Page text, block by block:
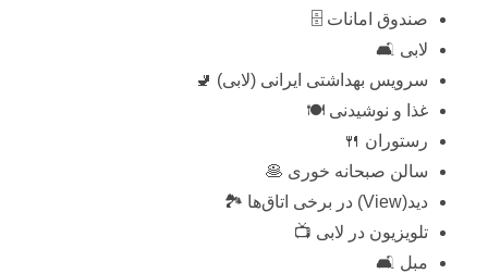
صندوق امانات 🗄️
لابی 🛋️
سرویس بهداشتی ایرانی (لابی) 🚽
غذا و نوشیدنی 🍽️
رستوران 🍴
سالن صبحانه خوری 🥞
دید(View) در برخی اتاق‌ها 🏞️
تلویزیون در لابی 📺
مبل 🛋️